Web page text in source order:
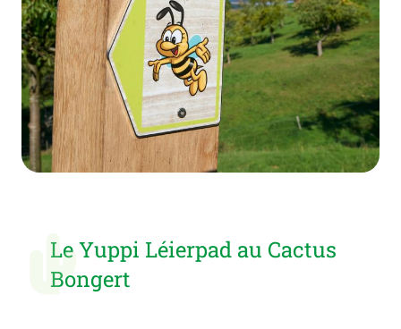
Le Yuppi Léierpad au Cactus
Bongert